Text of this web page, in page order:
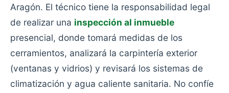
Aragón. El técnico tiene la responsabilidad legal
de realizar una inspección al inmueble
presencial, donde tomará medidas de los
cerramientos, analizará la carpintería exterior
(ventanas y vidrios) y revisará los sistemas de
climatización y agua caliente sanitaria. No confíe